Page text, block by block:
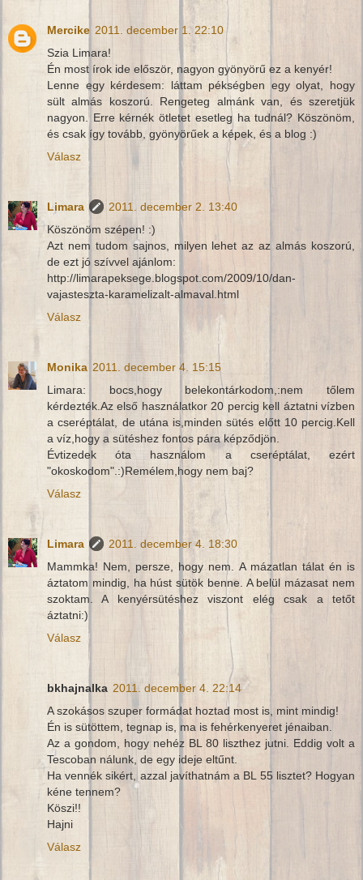
Mercike 2011. december 1. 22:10
Szia Limara!
Én most írok ide először, nagyon gyönyörű ez a kenyér!
Lenne egy kérdesem: láttam pékségben egy olyat, hogy
sült almás koszorú. Rengeteg almánk van, és szeretjük
nagyon. Erre kérnék ötletet esetleg ha tudnál? Köszönöm,
és csak így tovább, gyönyörűek a képek, és a blog :)
Válasz
Limara
2011. december 2. 13:40
Köszönöm szépen! :)
Azt nem tudom sajnos, milyen lehet az az almás koszorú,
de ezt jó szívvel ajánlom:
http://limarapeksege.blogspot.com/2009/10/dan-
vajasteszta-karamelizalt-almaval.html
Válasz
Monika 2011. december 4. 15:15
Limara: bocs,hogy belekontárkodom,:nem tőlem
kérdezték.Az első használatkor 20 percig kell áztatni vízben
a cseréptálat, de utána is,minden sütés előtt 10 percig.Kell
a víz,hogy a sütéshez fontos pára képződjön.
Évtizedek óta használom a cseréptálat, ezért
"okoskodom".:)Remélem,hogy nem baj?
Válasz
Limara
2011. december 4. 18:30
Mammka! Nem, persze, hogy nem. A mázatlan tálat én is
áztatom mindig, ha húst sütök benne. A belül mázasat nem
szoktam. A kenyérsütéshez viszont elég csak a tetőt
áztatni:)
Válasz
bkhajnalka 2011. december 4. 22:14
A szokásos szuper formádat hoztad most is, mint mindig!
Én is sütöttem, tegnap is, ma is fehérkenyeret jénaiban.
Az a gondom, hogy nehéz BL 80 liszthez jutni. Eddig volt a
Tescoban nálunk, de egy ideje eltűnt.
Ha vennék sikért, azzal javíthatnám a BL 55 lisztet? Hogyan
kéne tennem?
Köszi!!
Hajni
Válasz